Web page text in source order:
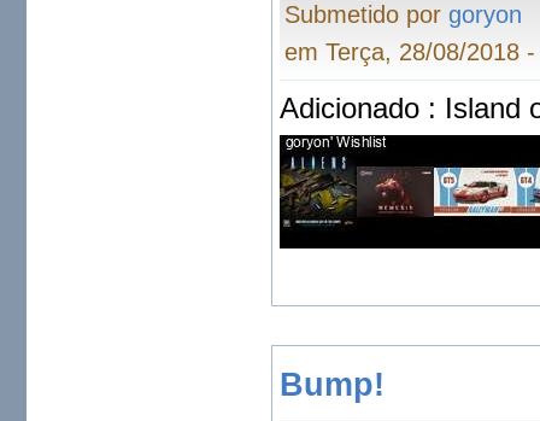
Submetido porgoryon
em Terça, 28/08/2018
Adicionado : Island
Bump!